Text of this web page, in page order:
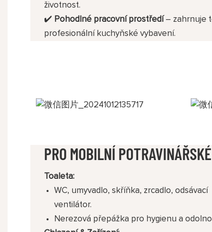
životnost.
✔️ Pohodlné pracovní prostředí – zahrnuje
profesionální kuchyňské vybavení.
PRO MOBILNÍ
Toaleta:
WC, umyvadlo, skříňka, zrcadlo, odsávací
ventilátor.
Nerezová přepážka pro hygienu a